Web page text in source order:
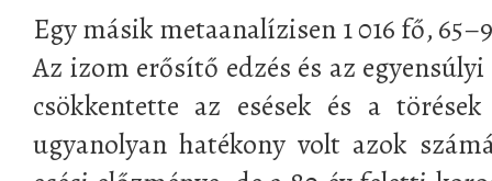
Egy másik metaanalízisen 1 016 fő,
Az izom erősítő edzés és az
csökkentette az esések és a
ugyanolyan hatékony volt azok